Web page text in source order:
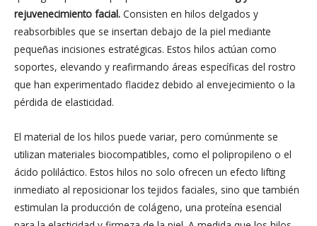
rejuvenecimiento facial. Consisten en hilos delgados y
reabsorbibles que se insertan debajo de la piel mediante
pequeñas incisiones estratégicas. Estos hilos actúan como
soportes, elevando y reafirmando áreas específicas del rostro
que han experimentado flacidez debido al envejecimiento o la
pérdida de elasticidad.
El material de los hilos puede variar, pero comúnmente se
utilizan materiales biocompatibles, como el polipropileno o el
ácido poliláctico. Estos hilos no solo ofrecen un efecto lifting
inmediato al reposicionar los tejidos faciales, sino que también
estimulan la producción de colágeno, una proteína esencial